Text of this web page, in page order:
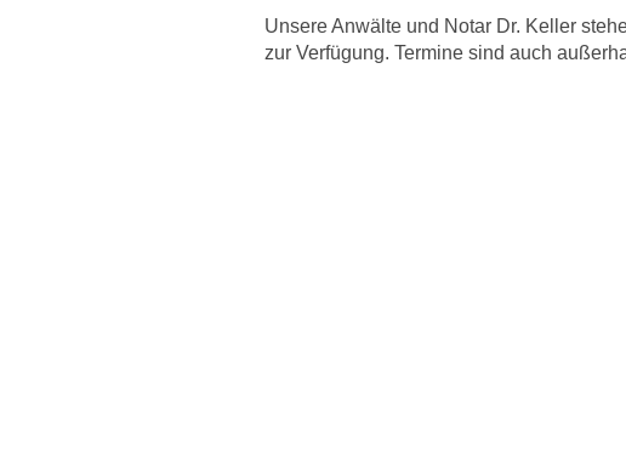
Unsere Anwälte und Notar Dr. Keller
zur Verfügung. Termine sind auch